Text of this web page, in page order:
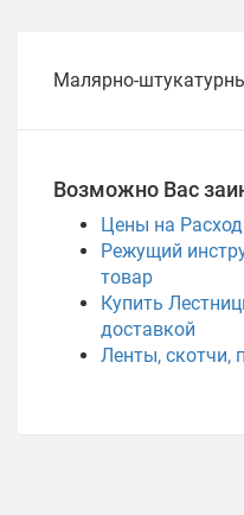
Малярно-
Возможно Вас
Цены на
Режущий
товар
Купить
доставкой
Ленты, скотчи,